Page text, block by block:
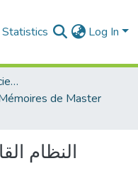
Statistics Log In
Faculté de droit et des sciences politiques
de Master
النظام